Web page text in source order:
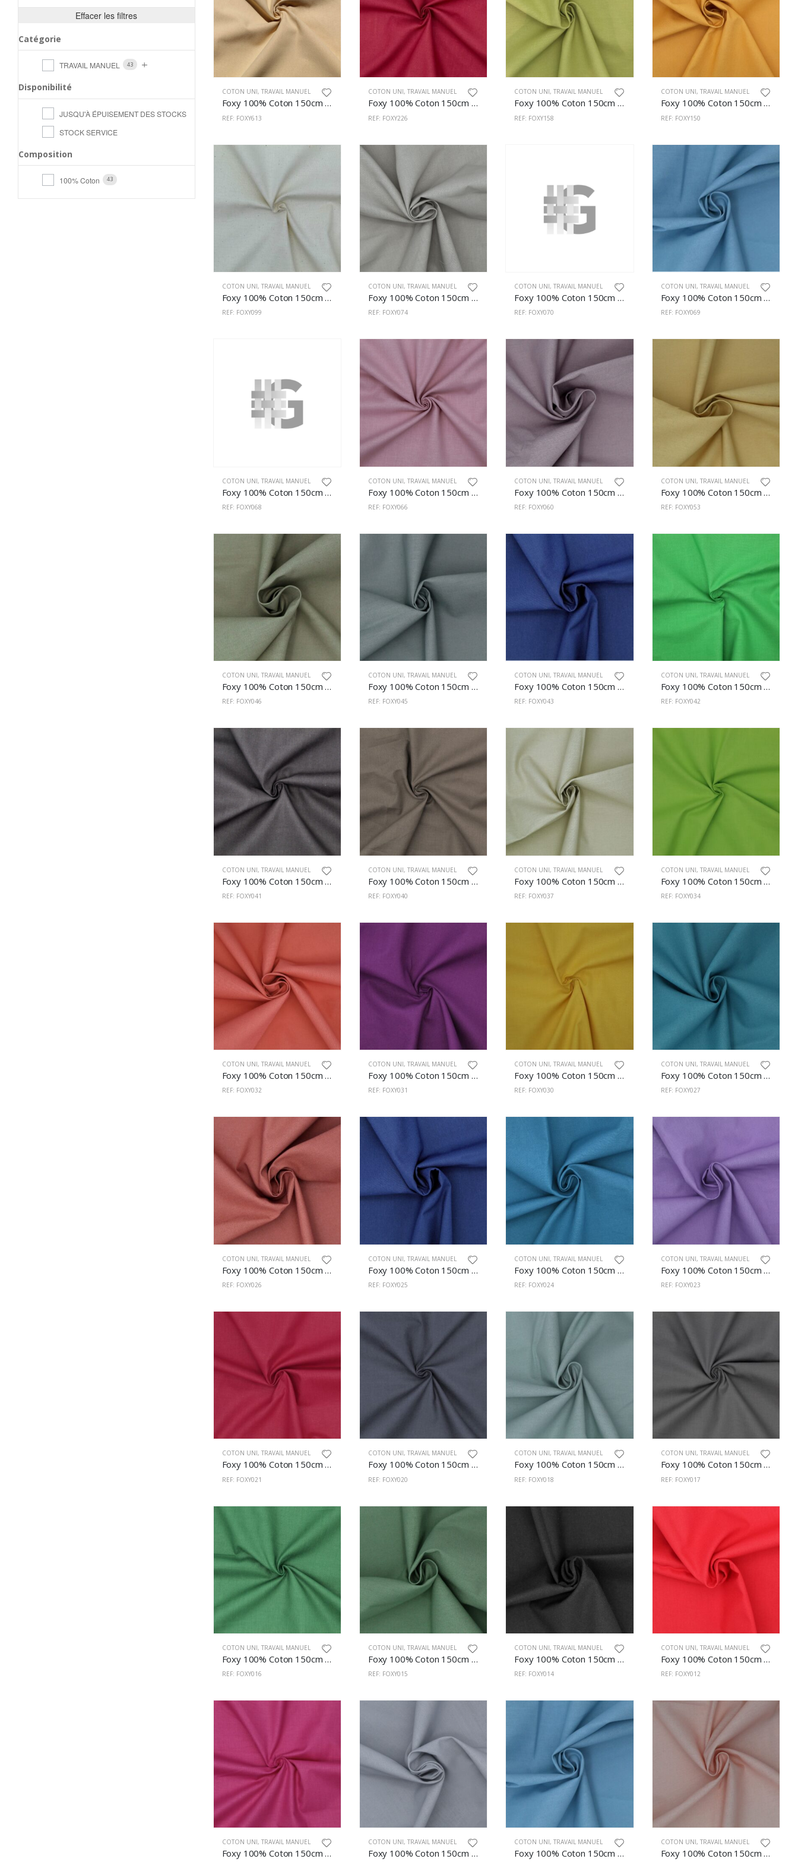
COTON UNI, TRAVAIL MANUEL
Foxy 100% Coton 150cm 613
REF: FOXY613
COTON UNI, TRAVAIL MANUEL
Foxy 100% Coton 150cm Grenat
REF: FOXY226
COTON UNI,TRAVAIL MANUEL
Foxy 100% Coton 150cm Golden Palm
REF: FOXY158
COTON UNI, TRAVAIL MANUEL
Foxy 100% Coton 150cm Or
REF: FOXY150
COTON UNI, TRAVAIL MANUEL
Foxy 100% Coton 150cm Naturel
REF: FOXY099
COTON UNI, TRAVAIL MANUEL
Foxy 100% Coton 150cm Sand Opal
REF: FOXY074
COTON UNI,TRAVAIL MANUEL
Foxy 100% Coton 150cm Soft Malva
REF: FOXY070
COTON UNI, TRAVAIL MANUEL
Foxy 100% Coton 150cm Soft Sky Blue
REF: FOXY069
COTON UNI, TRAVAIL MANUEL
Foxy 100% Coton 150cm Soft Pink
REF: FOXY068
COTON UNI, TRAVAIL MANUEL
Foxy 100% Coton 150cm Old Rose
REF: FOXY066
COTON UNI,TRAVAIL MANUEL
Foxy 100% Coton 150cm Lilas
REF: FOXY060
COTON UNI, TRAVAIL MANUEL
Foxy 100% Coton 150cm Safran
REF: FOXY053
COTON UNI, TRAVAIL MANUEL
Foxy 100% Coton 150cm Kaki
REF: FOXY046
COTON UNI, TRAVAIL MANUEL
Foxy 100% Coton 150cm Vert Milieu
REF: FOXY045
COTON UNI,TRAVAIL MANUEL
Foxy 100% Coton 150cm Bleu
REF: FOXY043
COTON UNI, TRAVAIL MANUEL
Foxy 100% Coton 150cm Vert
REF: FOXY042
COTON UNI, TRAVAIL MANUEL
Foxy 100% Coton 150cm Chocolat
REF: FOXY041
COTON UNI, TRAVAIL MANUEL
Foxy 100% Coton 150cm Brun
REF: FOXY040
COTON UNI,TRAVAIL MANUEL
Foxy 100% Coton 150cm Sable
REF: FOXY037
COTON UNI, TRAVAIL MANUEL
Foxy 100% Coton 150cm Pistachio
REF: FOXY034
COTON UNI, TRAVAIL MANUEL
Foxy 100% Coton 150cm Corail
REF: FOXY032
COTON UNI, TRAVAIL MANUEL
Foxy 100% Coton 150cm Pourpre
REF: FOXY031
COTON UNI,TRAVAIL MANUEL
Foxy 100% Coton 150cm Jaune
REF: FOXY030
COTON UNI, TRAVAIL MANUEL
Foxy 100% Coton 150cm Canard
REF: FOXY027
COTON UNI, TRAVAIL MANUEL
Foxy 100% Coton 150cm Terre
REF: FOXY026
COTON UNI, TRAVAIL MANUEL
Foxy 100% Coton 150cm Marin Foncé
REF: FOXY025
COTON UNI,TRAVAIL MANUEL
Foxy 100% Coton 150cm Marine
REF: FOXY024
COTON UNI, TRAVAIL MANUEL
Foxy 100% Coton 150cm Mauve
REF: FOXY023
COTON UNI, TRAVAIL MANUEL
Foxy 100% Coton 150cm Cerise
REF: FOXY021
COTON UNI, TRAVAIL MANUEL
Foxy 100% Coton 150cm Gris F.
REF: FOXY020
COTON UNI,TRAVAIL MANUEL
Foxy 100% Coton 150cm Eau
REF: FOXY018
COTON UNI, TRAVAIL MANUEL
Foxy 100% Coton 150cm Gris M.
REF: FOXY017
COTON UNI, TRAVAIL MANUEL
Foxy 100% Coton 150cm Vert Foncé
REF: FOXY016
COTON UNI, TRAVAIL MANUEL
Foxy 100% Coton 150cm Vert Olive
REF: FOXY015
COTON UNI,TRAVAIL MANUEL
Foxy 100% Coton 150cm Noir
REF: FOXY014
COTON UNI, TRAVAIL MANUEL
Foxy 100% Coton 150cm Rouge
REF: FOXY012
COTON UNI, TRAVAIL MANUEL
Foxy 100% Coton 150cm Fuchsia
COTON UNI, TRAVAIL MANUEL
Foxy 100% Coton 150cm Gris
COTON UNI,TRAVAIL MANUEL
Foxy 100% Coton 150cm Céleste
COTON UNI, TRAVAIL MANUEL
Foxy 100% Coton 150cm Rose
Effacer les filtres
Catégorie
TRAVAIL MANUEL 43
Disponibilité
JUSQU'À ÉPUISEMENT DES STOCKS
STOCK SERVICE
Composition
100% Coton 43